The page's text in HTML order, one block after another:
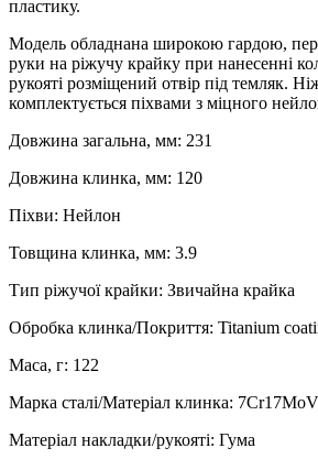
пластику.
Модель обладнана широкою гардою,
руки на ріжучу крайку при нанесенні
рукояті розміщений отвір під темляк.
комплектується піхвами з міцного
Довжина загальна, мм: 231
Довжина клинка, мм: 120
Піхви: Нейлон
Товщина клинка, мм: 3.9
Тип ріжучої крайки: Звичайна крайка
Обробка клинка/Покриття: Titanium
Маса, г: 122
Марка сталі/Матеріал клинка: 7Cr17MoV
Матеріал накладки/рукояті: Гума